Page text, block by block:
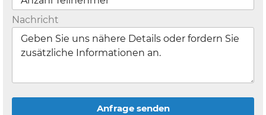
Nachricht
Anfrage senden